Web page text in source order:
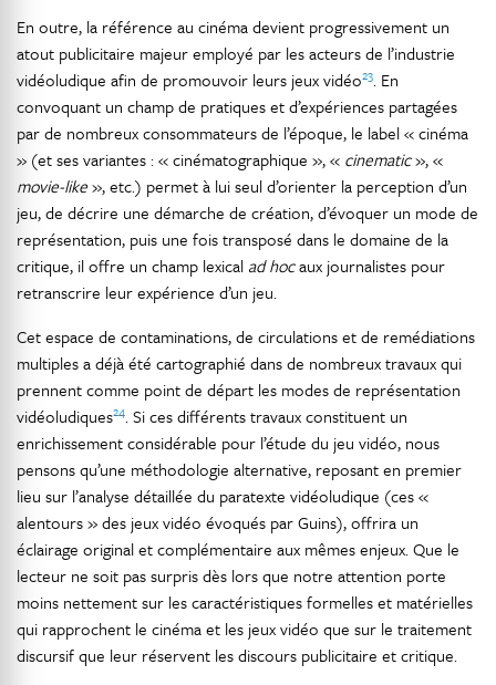
En outre, la référence au cinéma devient progressivement un
atout publicitaire majeur employé par les acteurs de l’industrie
vidéoludique afin de promouvoir leurs jeux vidéo23. En
convoquant un champ de pratiques et d’expériences partagées
par de nombreux consommateurs de l’époque, le label « cinéma
» (et ses variantes : « cinématographique », « cinematic», «
movie-like», etc.) permet à lui seul d’orienter la perception d’un
jeu, de décrire une démarche de création, d’évoquer un mode de
représentation, puis une fois transposé dans le domaine de la
critique, il offre un champ lexical ad hocaux journalistes pour
retranscrire leur expérience d’un jeu.
Cet espace de contaminations, de circulations et de remédiations
multiples a déjà été cartographié dans de nombreux travaux qui
prennent comme point de départ les modes de représentation
vidéoludiques24. Si ces différents travaux constituent un
enrichissement considérable pour l’étude du jeu vidéo, nous
pensons qu’une méthodologie alternative, reposant en premier
lieu sur l’analyse détaillée du paratexte vidéoludique (ces «
alentours » des jeux vidéo évoqués par Guins), offrira un
éclairage original et complémentaire aux mêmes enjeux. Que le
lecteur ne soit pas surpris dès lors que notre attention porte
moins nettement sur les caractéristiques formelles et matérielles
qui rapprochent le cinéma et les jeux vidéo que sur le traitement
discursif que leur réservent les discours publicitaire et critique.